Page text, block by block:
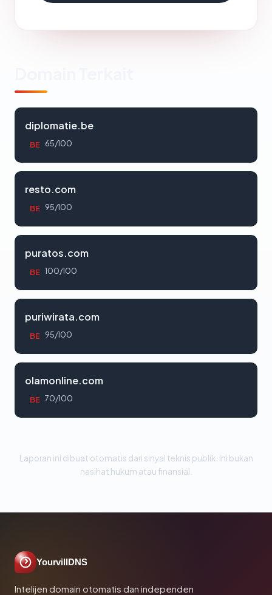
diplomatie.be
BE 65/100
resto.com
BE 95/100
puratos.com
BE 100/100
puriwirata.com
BE 95/100
olamonline.com
BE 70/100
Laporan ini dibuat otomatis dari sinyal teknis publik. Ini bukan
nasihat hukum atau finansial.
YourvillDNS
Intelijen domain otomatis dan independen